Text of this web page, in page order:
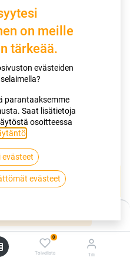
0
Toivelista Tili
K 425
K 425
on meille
tärkeää.
evästeiden
parantaaksemme
Saat lisätietoja
osoitteessa
evästeet
evästeet